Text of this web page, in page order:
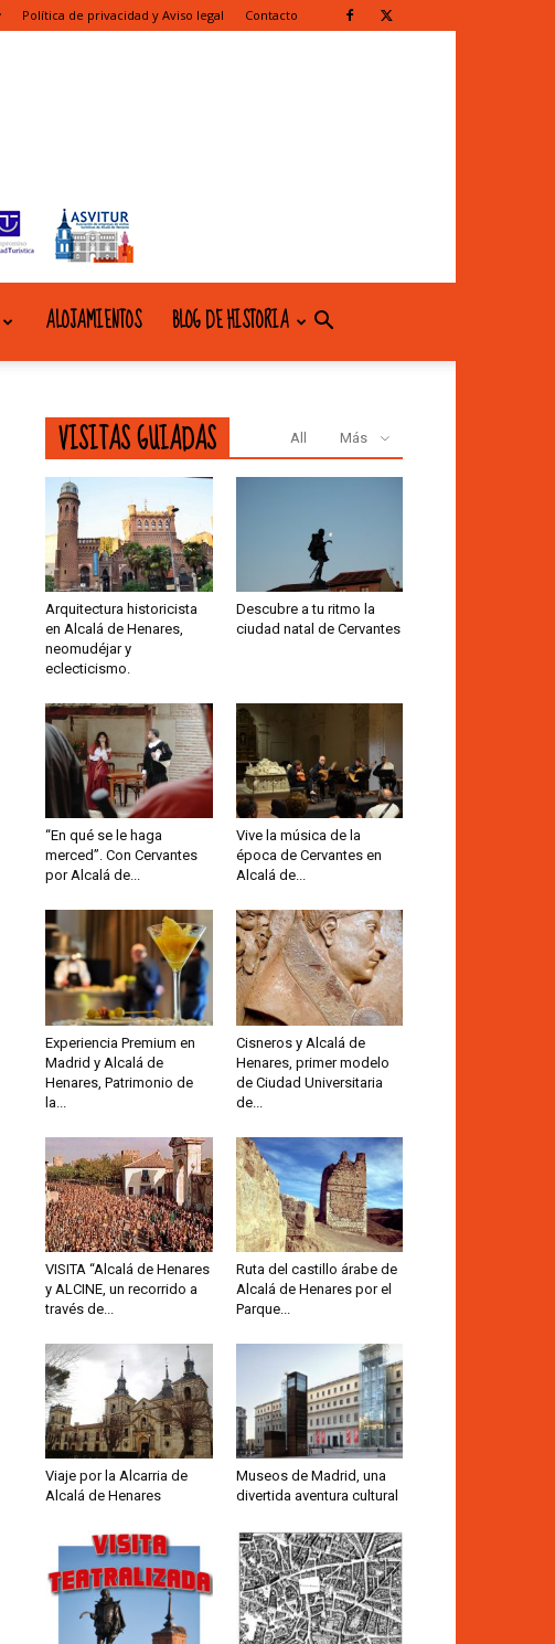
Política de privacidad y Aviso legal Contacto
ALOJAMIENTOS BLOG DE HISTORIA
VISITAS GUIADAS All Más
Arquitectura historicista
en Alcalá de Henares,
neomudéjar y
eclecticismo.
Descubre a tu ritmo la
ciudad natal de Cervantes
“En qué se le haga
merced”. Con Cervantes
por Alcalá de...
Vive la música de la
época de Cervantes en
Alcalá de...
Experiencia Premium en
Madrid y Alcalá de
Henares, Patrimonio de
la...
Cisneros y Alcalá de
Henares, primer modelo
de Ciudad Universitaria
de...
VISITA “Alcalá de Henares
y ALCINE, un recorrido a
través de...
Ruta del castillo árabe de
Alcalá de Henares por el
Parque...
Viaje por la Alcarria de
Alcalá de Henares
Museos de Madrid, una
divertida aventura cultural